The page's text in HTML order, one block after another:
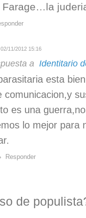
Farage…la
02/11/2012 15:16
a Identitario
esta
comunicacion,y
es una
lo mejor para
Responder
de